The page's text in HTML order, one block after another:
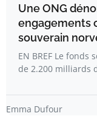
Une ONG
engagements
souverain
EN BREF Le fonds
de 2.200 milliards
Emma Dufour